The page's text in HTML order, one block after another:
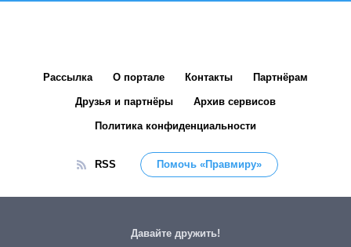
Рассылка О портале Контакты Партнёрам
Друзья и партнёры Архив сервисов
Политика конфиденциальности
RSS Помочь «Правмиру»
Давайте дружить!